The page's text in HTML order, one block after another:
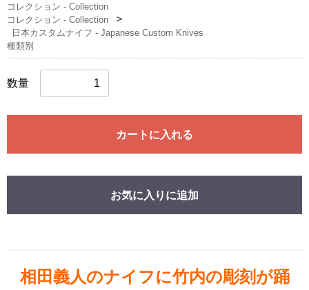
コレクション - Collection
コレクション - Collection
日本カスタムナイフ - Japanese Custom Knives
種類別
数量
カートに入れる
お気に入りに追加
相田義人のナイフに竹内の彫刻が踊